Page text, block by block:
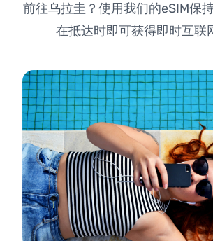
前往乌拉圭？使用我们的eSIM保
在抵达时即可获得即时互联